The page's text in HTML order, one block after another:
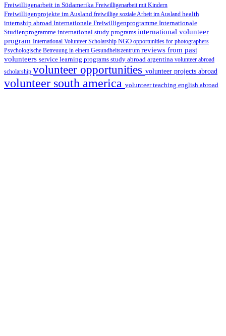
Freiwilligenarbeit in Südamerika Freiwilligenarbeit mit Kindern
Freiwilligenprojekte im Ausland freiwillige soziale Arbeit im Ausland health
internship abroad Internationale Freiwilligenprogramme Internationale
Studienprogramme international study programs international volunteer
program International Volunteer Scholarship NGO opportunities for photographers
Psychologische Betreuung in einem Gesundheitszentrum reviews from past
volunteers service learning programs study abroad argentina volunteer abroad
scholarship volunteer opportunities volunteer projects abroad
volunteer south america volunteer teaching english abroad